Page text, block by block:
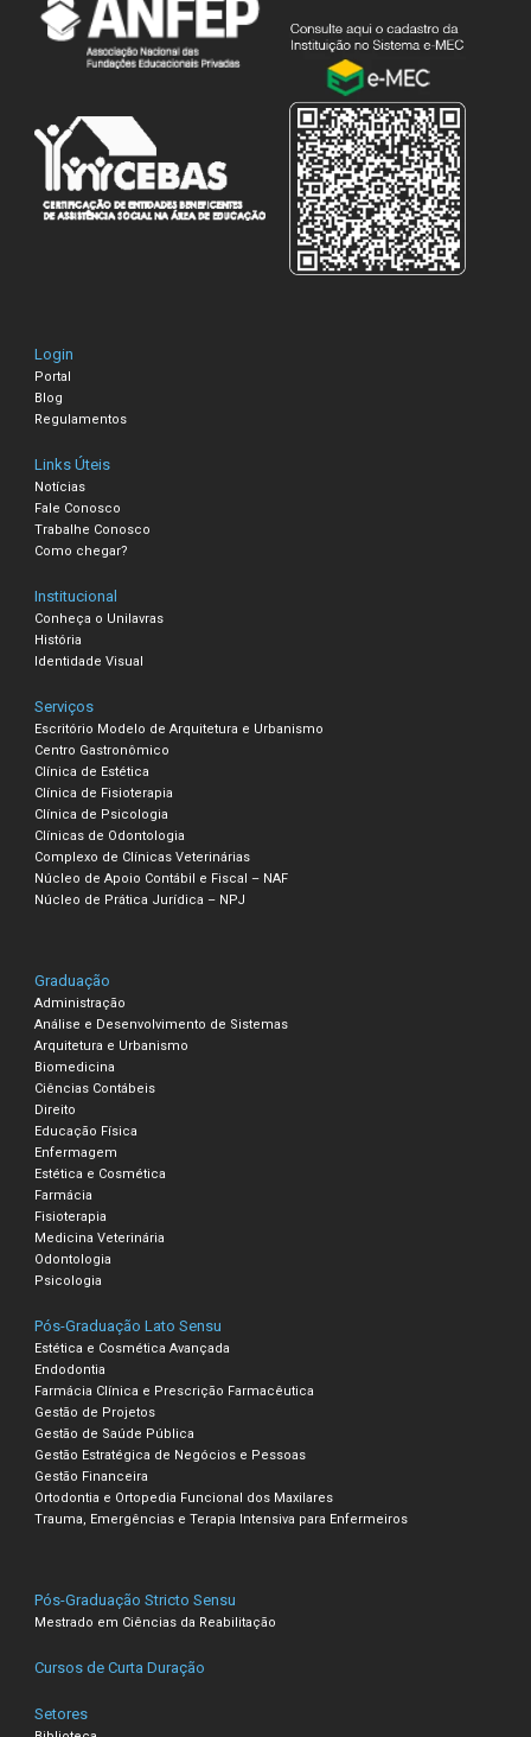
Login
Portal
Blog
Regulamentos
Links Úteis
Notícias
Fale Conosco
Trabalhe Conosco
Como chegar?
Institucional
Conheça o Unilavras
História
Identidade Visual
Serviços
Escritório Modelo de Arquitetura e Urbanismo
Centro Gastronômico
Clínica de Estética
Clínica de Fisioterapia
Clínica de Psicologia
Clínicas de Odontologia
Complexo de Clínicas Veterinárias
Núcleo de Apoio Contábil e Fiscal – NAF
Núcleo de Prática Jurídica – NPJ
Graduação
Administração
Análise e Desenvolvimento de Sistemas
Arquitetura e Urbanismo
Biomedicina
Ciências Contábeis
Direito
Educação Física
Enfermagem
Estética e Cosmética
Farmácia
Fisioterapia
Medicina Veterinária
Odontologia
Psicologia
Pós-Graduação Lato Sensu
Estética e Cosmética Avançada
Endodontia
Farmácia Clínica e Prescrição Farmacêutica
Gestão de Projetos
Gestão de Saúde Pública
Gestão Estratégica de Negócios e Pessoas
Gestão Financeira
Ortodontia e Ortopedia Funcional dos Maxilares
Trauma, Emergências e Terapia Intensiva para Enfermeiros
Pós-Graduação Stricto Sensu
Mestrado em Ciências da Reabilitação
Cursos de Curta Duração
Setores